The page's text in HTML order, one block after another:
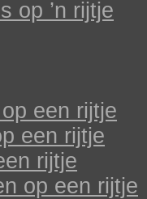
op ’n rijtje
een rijtje
een rijtje
rijtje
op een rijtje